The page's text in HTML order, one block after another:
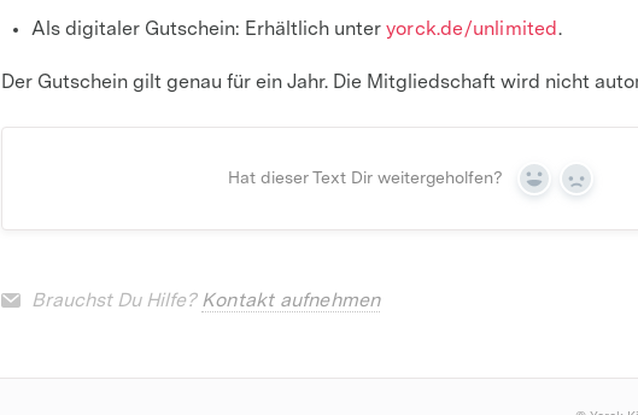
Als digitaler Gutschein: Erhältlich unter yorck.de/unlimited.
Der Gutschein gilt genau für ein Jahr. Die Mitgliedschaft wird nicht
Hat dieser Text Dir weitergeholfen?
Yes No
Brauchst Du Hilfe? Kontakt aufnehmen